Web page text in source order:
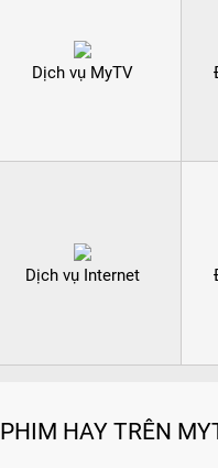
Dịch vụ MyTV
Dịch vụ Internet
PHIM HAY TRÊN